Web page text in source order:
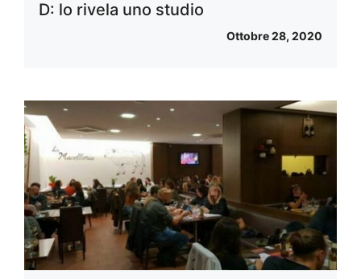
D: lo rivela uno studio
Ottobre 28, 2020